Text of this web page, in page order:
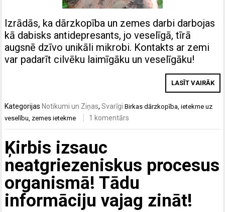
Izrādās, ka dārzkopība un zemes darbi darbojas
kā dabisks antidepresants, jo veselīgā, tīrā
augsnē dzīvo unikāli mikrobi. Kontakts ar zemi
var padarīt cilvēku laimīgāku un veselīgāku!
LASĪT VAIRĀK
KategorijasNotikumi un Ziņas,Svarīgi Birkasdārzkopība ,ietekme uz
veselību zemes ietekme 1 komentārs
Ķirbis izsauc
neatgriezeniskus procesus
organismā! Tādu
informāciju vajag zināt!